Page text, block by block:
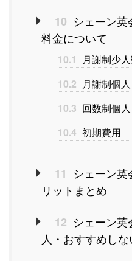
10 シェーン英
料金について
10.1
月謝制少
10.2 月謝制個
10.3 回数制個
10.4 初期費用
11 シェーン英
リットまとめ
12 シェーン英
人・おすすめしな